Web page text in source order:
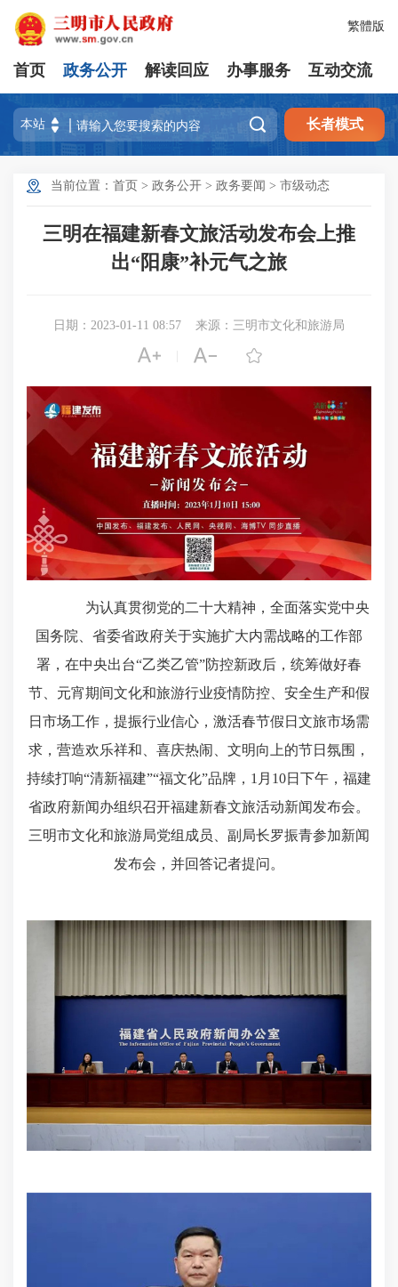
繁體版
首页 政务公开 解读回应 办事服务 互动交流
 长者模式
当前位置： 首页 > 政务公开 > 政务要闻 > 市级动态
三明在福建新春文旅活动发布会上推
出“阳康”补元气之旅
日期：2023-01-11 08:57 来源：三明市文化和旅游局
  
为认真贯彻党的二十大精神，全面落实党中央
国务院、省委省政府关于实施扩大内需战略的工作部
署，在中央出台“乙类乙管”防控新政后，统筹做好春
节、元宵期间文化和旅游行业疫情防控、安全生产和假
日市场工作，提振行业信心，激活春节假日文旅市场需
求，营造欢乐祥和、喜庆热闹、文明向上的节日氛围，
持续打响“清新福建”“福文化”品牌，1月10日下午，福建
省政府新闻办组织召开福建新春文旅活动新闻发布会。
三明市文化和旅游局党组成员、副局长罗振青参加新闻
发布会，并回答记者提问。